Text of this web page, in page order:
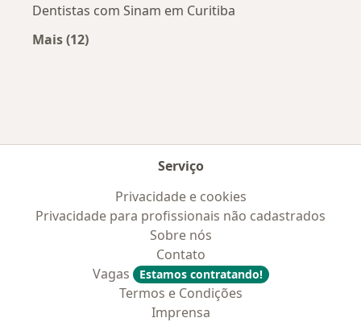
Dentistas com Sinam em Curitiba
Mais (12)
Serviço
Privacidade e cookies
Privacidade para profissionais não cadastrados
Sobre nós
Contato
Vagas
Estamos contratando!
Termos e Condições
Imprensa